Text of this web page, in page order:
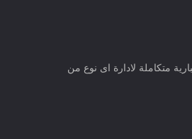
متكاملة لادارة اى نوع من